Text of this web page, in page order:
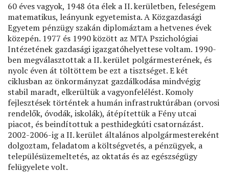
60 éves vagyok, 1948 óta élek a II. kerületben, feleségem
matematikus, leányunk egyetemista. A Közgazdasági
Egyetem pénzügy szakán diplomáztam a hetvenes évek
közepén. 1977 és 1990 között az MTA Pszichológiai
Intézetének gazdasági igazgatóhelyettese voltam. 1990-
ben megválasztottak a II. kerület polgármesterének, és
nyolc éven át töltöttem be ezt a tisztséget. E két
ciklusban az önkormányzat gazdálkodása mindvégig
stabil maradt, elkerültük a vagyonfelélést. Komoly
fejlesztések történtek a humán infrastruktúrában (orvosi
rendelők, óvodák, iskolák), átépítettük a Fény utcai
piacot, és beindítottuk a pesthidegkúti csatornázást.
2002-2006-ig a II. kerület általános alpolgármestereként
dolgoztam, feladatom a költségvetés, a pénzügyek, a
településüzemeltetés, az oktatás és az egészségügy
felügyelete volt.